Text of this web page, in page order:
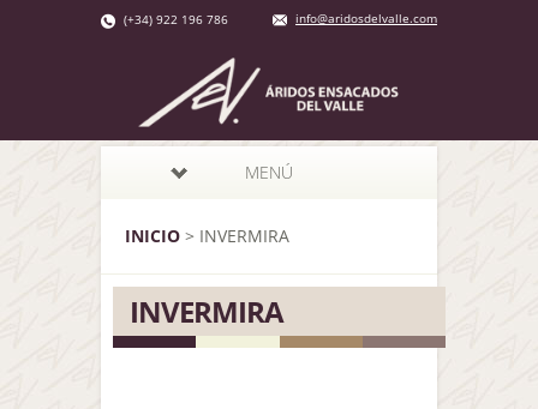
(+34) 922 196 786 info@aridosdelvalle.com
MENÚ
INICIO > INVERMIRA
INVERMIRA